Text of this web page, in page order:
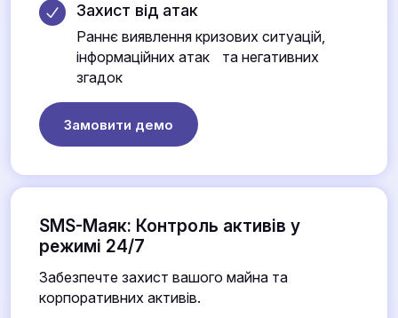
Захист від атак
Раннє виявлення кризових ситуацій,
інформаційних атак та негативних
згадок
Замовити демо
SMS-Маяк: Контроль активів у
режимі 24/7
Забезпечте захист вашого майна та
корпоративних активів.